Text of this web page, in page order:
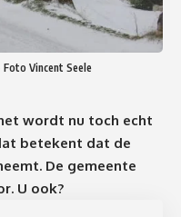
Vincent Seele
wordt nu toch echt
betekent dat de
De gemeente
U ook?